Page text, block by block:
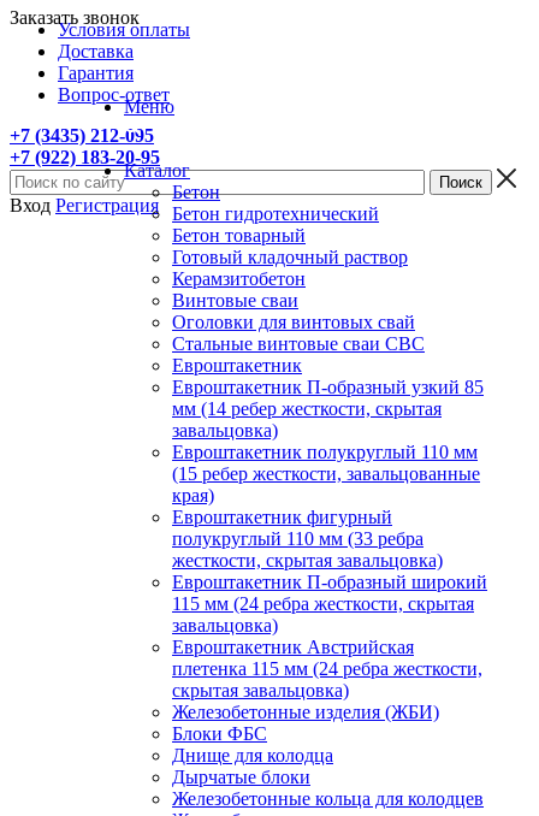
Условия оплаты
Доставка
Гарантия
Вопрос-ответ
+7 (3435) 212-095
+7 (922) 183-20-95
Заказать звонок
Вход Регистрация
Меню
Каталог
Бетон
Бетон гидротехнический
Бетон товарный
Готовый кладочный раствор
Керамзитобетон
Винтовые сваи
Оголовки для винтовых свай
Стальные винтовые сваи СВС
Евроштакетник
Евроштакетник П-образный узкий 85
мм (14 ребер жесткости, скрытая
завальцовка)
Евроштакетник полукруглый 110 мм
(15 ребер жесткости, завальцованные
края)
Евроштакетник фигурный
полукруглый 110 мм (33 ребра
жесткости, скрытая завальцовка)
Евроштакетник П-образный широкий
115 мм (24 ребра жесткости, скрытая
завальцовка)
Евроштакетник Австрийская
плетенка 115 мм (24 ребра жесткости,
скрытая завальцовка)
Железобетонные изделия (ЖБИ)
Блоки ФБС
Днище для колодца
Дырчатые блоки
Железобетонные кольца для колодцев